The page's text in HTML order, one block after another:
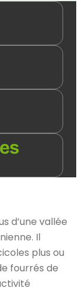
d’une vallée
Il
plus ou
fourrés de